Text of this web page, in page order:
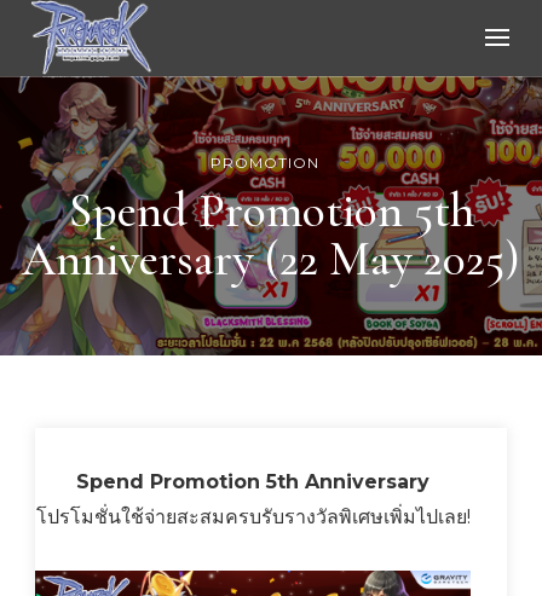
Ragnarok Online
PROMOTION
Spend Promotion 5th
Anniversary (22 May 2025)
Spend Promotion 5th Anniversary
โปรโมชั่นใช้จ่ายสะสมครบรับรางวัลพิเศษเพิ่มไปเลย!